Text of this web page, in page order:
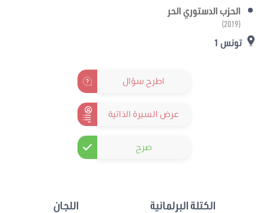
الحزب الدستوري الحر
(2019)
تونس 1
اطرح سؤال
عرض السيرة الذاتية
صرح
الكتلة البرلمانية اللجان